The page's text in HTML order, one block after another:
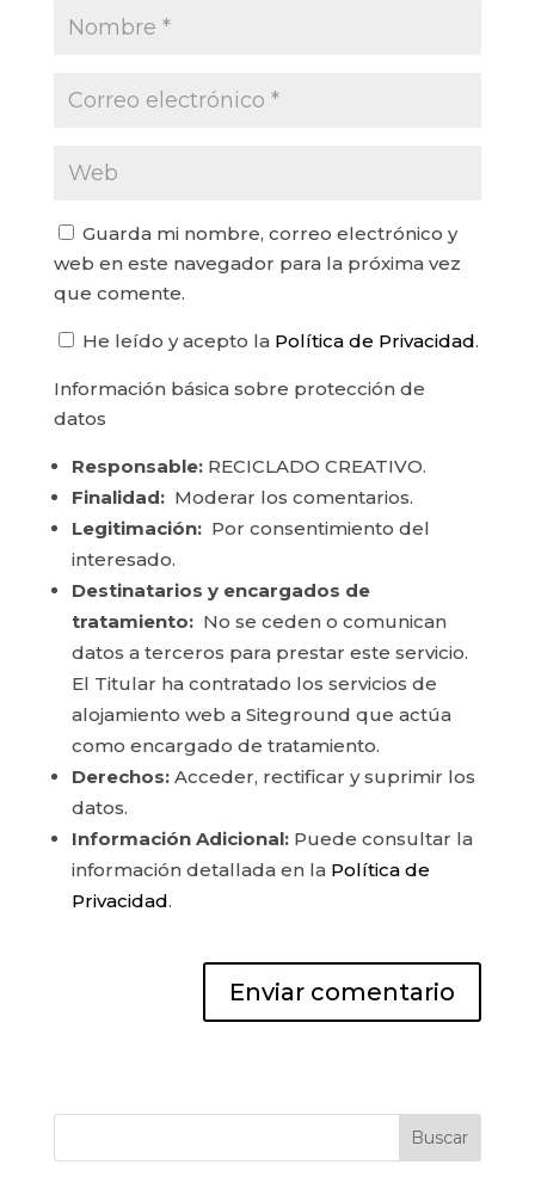
Guarda mi nombre, correo electrónico y
web en este navegador para la próxima vez
que comente.
He leído y acepto la Política de Privacidad.
Información básica sobre protección de
datos
Responsable:RECICLADO CREATIVO.
Finalidad:Moderar los comentarios.
Legitimación:Por consentimiento del
interesado.
Destinatarios y encargados de
tratamiento:No se ceden o comunican
datos a terceros para prestar este servicio.
El Titular ha contratado los servicios de
alojamiento web a Siteground que actúa
como encargado de tratamiento.
Derechos:Acceder, rectificar y suprimir los
datos.
Información Adicional:Puede consultar la
información detallada en la Política de
Privacidad.